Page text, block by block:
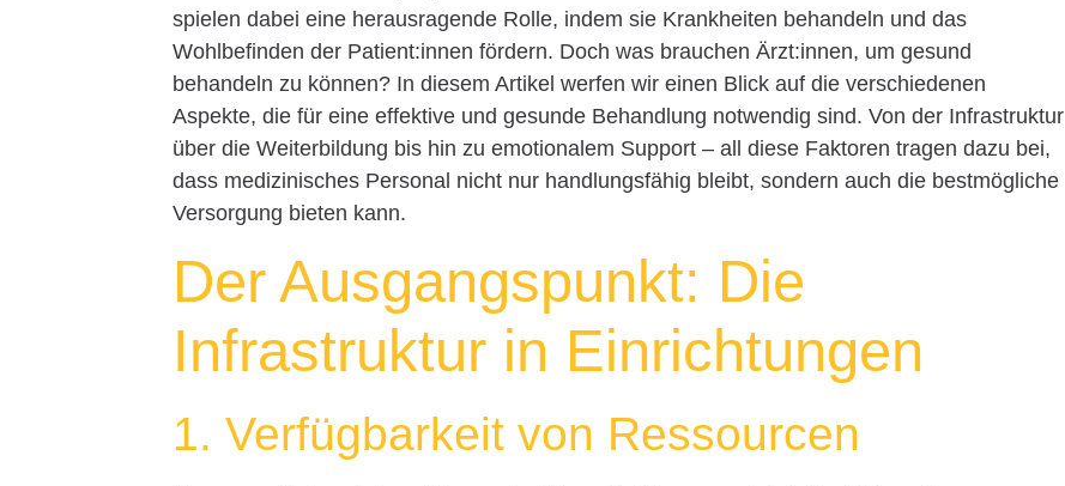
spielen dabei eine herausragende Rolle, indem sie Krankheiten behandeln und das
Wohlbefinden der Patient:innen fördern. Doch was brauchen Ärzt:innen, um gesund
behandeln zu können? In diesem Artikel werfen wir einen Blick auf die verschiedenen
Aspekte, die für eine effektive und gesunde Behandlung notwendig sind. Von der Infrastruktur
über die Weiterbildung bis hin zu emotionalem Support – all diese Faktoren tragen dazu bei,
dass medizinisches Personal nicht nur handlungsfähig bleibt, sondern auch die bestmögliche
Versorgung bieten kann.
Der Ausgangspunkt: Die
Infrastruktur in Einrichtungen
1. Verfügbarkeit von Ressourcen